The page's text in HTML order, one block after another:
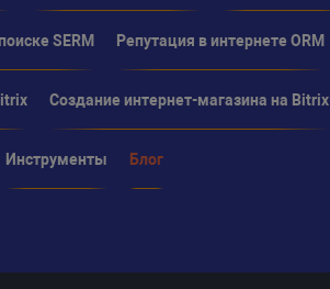
SERM Репутация в интернете ORM
Создание интернет-магазина на Bitrix
Инструменты Блог